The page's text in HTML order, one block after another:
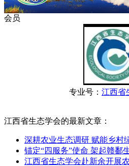
会员
专业号： 江西省
江西省生态学会的最新文章：
深耕农业生态调研 赋能乡村
锚定“四服务”使命 架起赣鄱
江西省生态学会赴新余开展